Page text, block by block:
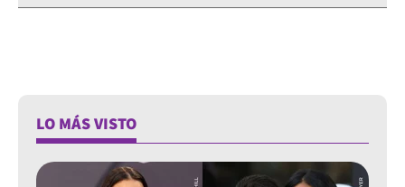
LO MÁS VISTO